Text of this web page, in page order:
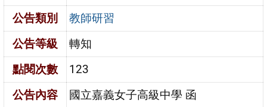
公告類別
教師研習
公告等級
轉知
點閱次數
123
公告內容
國立嘉義女子高級中學 函